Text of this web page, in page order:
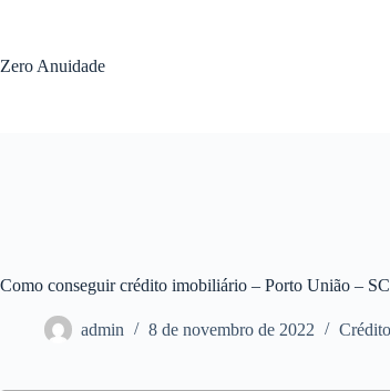
conteúdo
Zero Anuidade
Como conseguir crédito imobiliário – Porto União –
admin 8 de novembro de 2022